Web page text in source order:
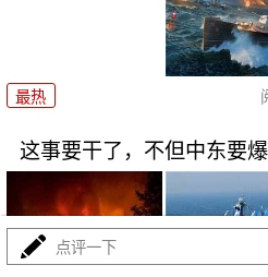
最热
这事要干了，不但中东要
点评一下